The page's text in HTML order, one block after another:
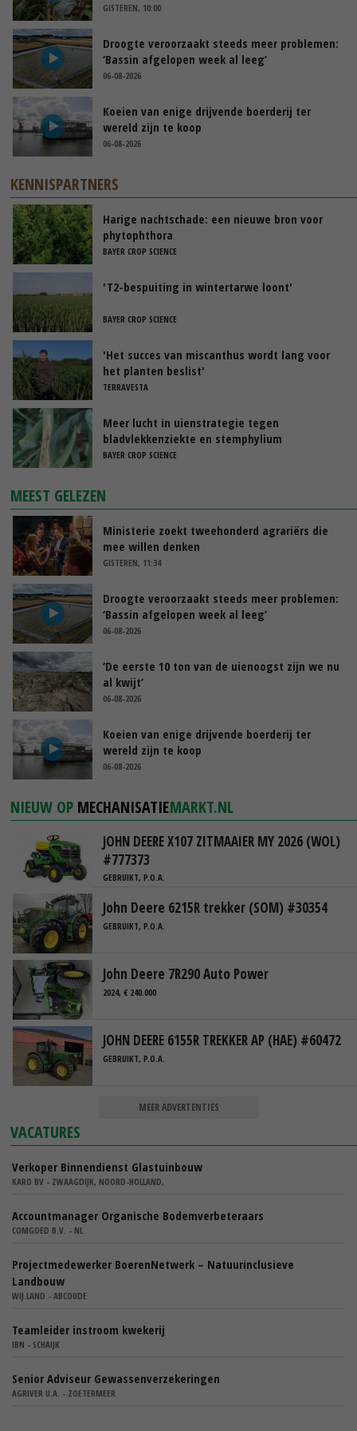
GISTEREN, 10:00
Droogte veroorzaakt steeds meer problemen:
‘Bassin afgelopen week al leeg’
06-08-2026
Koeien van enige drijvende boerderij ter
wereld zijn te koop
06-08-2026
KENNISPARTNERS
Harige nachtschade: een nieuwe bron voor
phytophthora
BAYER CROP SCIENCE
'T2-bespuiting in wintertarwe loont'
BAYER CROP SCIENCE
'Het succes van miscanthus wordt lang voor
het planten beslist'
TERRAVESTA
Meer lucht in uienstrategie tegen
bladvlekkenziekte en stemphylium
BAYER CROP SCIENCE
MEEST GELEZEN
Ministerie zoekt tweehonderd agrariërs die
mee willen denken
GISTEREN, 11:34
Droogte veroorzaakt steeds meer problemen:
‘Bassin afgelopen week al leeg’
06-08-2026
‘De eerste 10 ton van de uienoogst zijn we nu
al kwijt’
06-08-2026
Koeien van enige drijvende boerderij ter
wereld zijn te koop
06-08-2026
NIEUW OP MECHANISATIEMARKT.NL
JOHN DEERE X107 ZITMAAIER MY 2026 (WOL)
#777373
GEBRUIKT, P.O.A.
John Deere 6215R trekker (SOM) #30354
GEBRUIKT, P.O.A.
John Deere 7R290 Auto Power
2024, € 240.000
JOHN DEERE 6155R TREKKER AP (HAE) #60472
GEBRUIKT, P.O.A.
MEER ADVERTENTIES
VACATURES
Verkoper Binnendienst Glastuinbouw
KARO BV - ZWAAGDIJK, NOORD-HOLLAND,
Accountmanager Organische Bodemverbeteraars
COMGOED B.V. - NL
Projectmedewerker BoerenNetwerk – Natuurinclusieve
Landbouw
WIJ.LAND - ABCOUDE
Teamleider instroom kwekerij
IBN - SCHAIJK
Senior Adviseur Gewassenverzekeringen
AGRIVER U.A. - ZOETERMEER